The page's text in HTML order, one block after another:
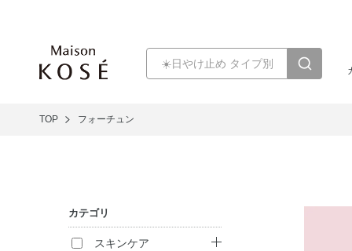
TOP フォーチュン
カテゴリ
スキンケア